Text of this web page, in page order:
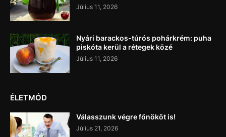
Július 11, 2026
Nyári barackos-túrós pohárkrém: puha
piskóta kerül a rétegek közé
Július 11, 2026
ÉLETMÓD
Válasszunk végre főnököt is!
Július 21, 2026